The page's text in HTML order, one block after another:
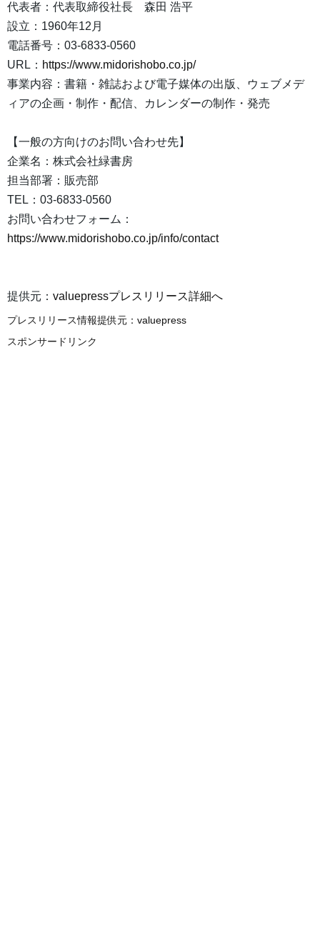
代表者：代表取締役社長 森田 浩平
設立：1960年12月
電話番号：03-6833-0560
URL： https://www.midorishobo.co.jp/
事業内容：書籍・雑誌および電子媒体の出版、ウェブメデ
ィアの企画・制作・配信、カレンダーの制作・発売
【一般の方向けのお問い合わせ先】
企業名：株式会社緑書房
担当部署：販売部
TEL：03-6833-0560
お問い合わせフォーム：
https://www.midorishobo.co.jp/info/contact
提供元： valuepressプレスリリース詳細へ
プレスリリース情報提供元： valuepress
スポンサードリンク